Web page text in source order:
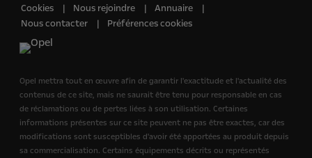
Cookies
Nous rejoindre
Annuaire
Nous contacter
Préférences cookies
Opel mettra tout en œuvre afin de garantir l'exactitude et l'actualité des
contenus de ce site, mais ne saurait être tenu pour responsable en cas
de réclamations ou de pertes liées à son utilisation. Certaines
informations présentes sur ce site peuvent ne pas être exactes, car des
modifications sont susceptibles d'avoir été apportées au produit depuis
sa commercialisation. Certains équipements décrits ou représentés